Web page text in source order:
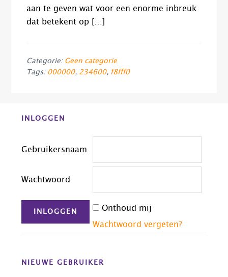
aan te geven wat voor een enorme inbreuk
dat betekent op […]
Categorie: Geen categorie
Tags: 000000, 234600, f8fff0
Before
INLOGGEN
Gebruikersnaam
Wachtwoord
Onthoud mij
Wachtwoord vergeten?
NIEUWE GEBRUIKER